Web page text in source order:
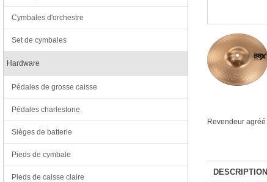
Revendeur agréé
DESCRIPTION
Cymbales d'orchestre
Set de cymbales
Hardware
Pédales de grosse caisse
Pédales charlestone
Sièges de batterie
Pieds de cymbale
Pieds de caisse claire